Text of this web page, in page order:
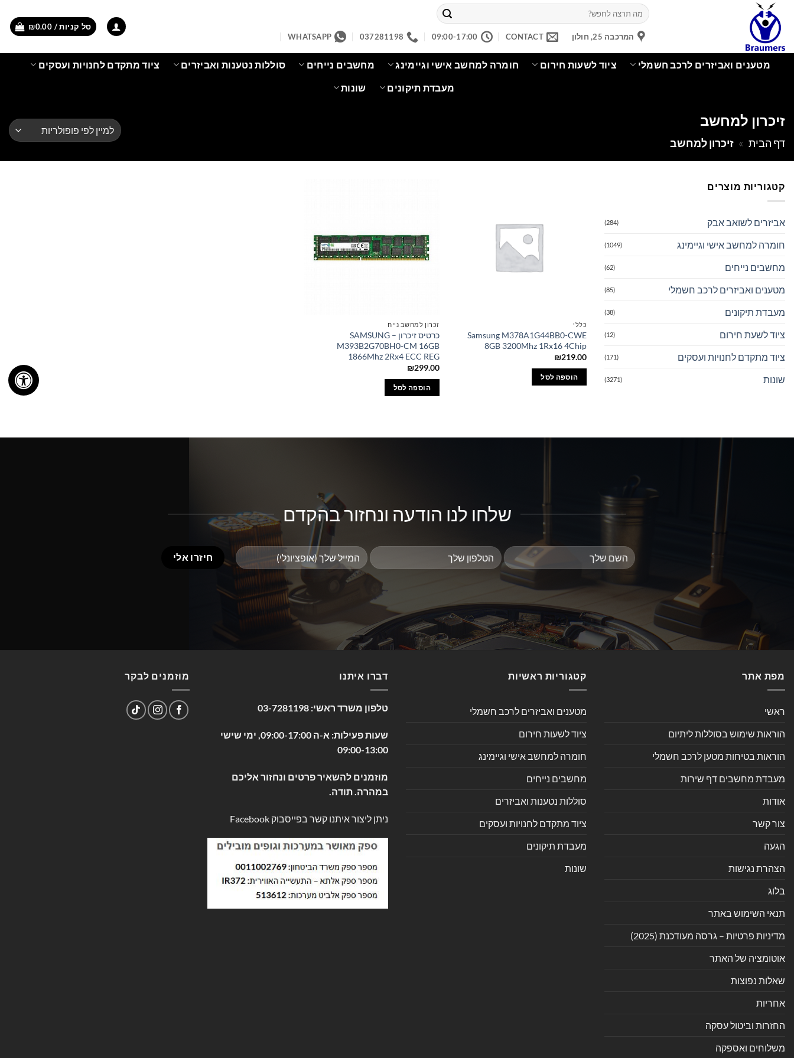
content
חיפוש
עבור:
המרכבה 25, חולון CONTACT
09:00-17:00
037281198
WHATSAPP
סל קניות / ₪0.00
מטענים ואביזרים לרכב חשמלי ציוד לשעות חירום חומרה למחשב אישי וגיימינג מחשבים נייחים סוללות נטענות ואביזרים ציוד מתקדם לחנויות ועסקים
מעבדת תיקונים שונות
זיכרון למחשב
דף הבית » זיכרון למחשב
קטגוריות מוצרים
אביזרים לשואב אבק (284)
חומרה למחשב אישי וגיימינג (1049)
מחשבים נייחים (62)
מטענים ואביזרים לרכב חשמלי (85)
מעבדת תיקונים (38)
ציוד לשעת חירום (12)
ציוד מתקדם לחנויות ועסקים (171)
שונות (3271)
כללי
Samsung M378A1G44BB0-CWE
8GB 3200Mhz 1Rx16 4Chip
₪219.00
הוספה לסל
זכרון למחשב נייח
כרטיס זיכרון – SAMSUNG
M393B2G70BH0-CM 16GB
1866Mhz 2Rx4 ECC REG
₪299.00
הוספה לסל
שלחו לנו הודעה ונחזור בהקדם
מפת אתר
ראשי
הוראות שימוש בסוללות ליתיום
הוראות בטיחות מטען לרכב חשמלי
מעבדת מחשבים דף שירות
אודות
צור קשר
הגעה
הצהרת נגישות
בלוג
תנאי השימוש באתר
מדיניות פרטיות – גרסה מעודכנת (2025)
אוטומציה של האתר
שאלות נפוצות
אחריות
החזרות וביטול עסקה
משלוחים ואספקה
קטגוריות ראשיות
מטענים ואביזרים לרכב חשמלי
ציוד לשעות חירום
חומרה למחשב אישי וגיימינג
מחשבים נייחים
סוללות נטענות ואביזרים
ציוד מתקדם לחנויות ועסקים
מעבדת תיקונים
שונות
דברו איתנו
טלפון משרד ראשי: 03-7281198
שעות פעילות: א-ה 09:00-17:00, ימי שישי
09:00-13:00
מוזמנים להשאיר פרטים ונחזור אליכם
במהרה. תודה.
ניתן ליצור איתנו קשר בפייסבוק Facebook
מוזמנים לבקר